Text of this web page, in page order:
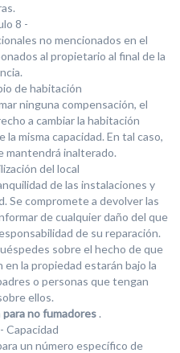
8 -
no mencionados en el
al propietario al final de la
de habitación
ninguna compensación, el
a cambiar la habitación
misma capacidad. En tal caso,
mantendrá inalterado.
del local
de las instalaciones y
Se compromete a devolver las
de cualquier daño del que
de su reparación.
sobre el hecho de que
la propiedad estarán bajo la
o personas que tengan
ellos.
para no fumadores.
Capacidad
un número específico de